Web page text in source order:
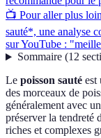
📺 Pour aller plus
sauté*, une analyse
sur YouTube :
Sommaire(12
Le poisson sauté est
des morceaux de
généralement avec
préserver la tendreté
riches et complexes